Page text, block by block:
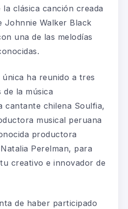
clásica canción creada
Johnnie Walker Black
una de las melodías
ha reunido a tres
la música
cantante chilena Soulfia,
musical peruana
productora
Perelman, para
creativo e innovador de
de haber participado